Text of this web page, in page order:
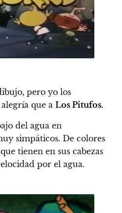
pero yo los
que a Los Pitufos.
del agua en
simpáticos. De colores
tienen en sus cabezas
por el agua.